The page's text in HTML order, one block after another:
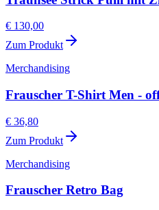
€ 130,00
Zum Produkt
Merchandising
Frauscher T-Shirt Men -
€ 36,80
Zum Produkt
Merchandising
Frauscher Retro Bag